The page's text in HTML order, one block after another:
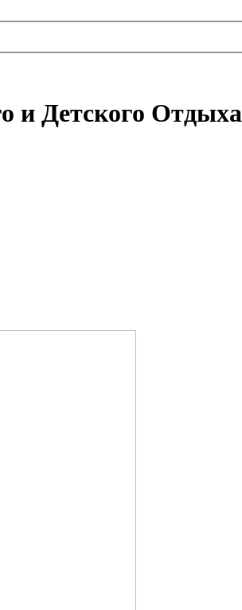
и Детского Отдыха